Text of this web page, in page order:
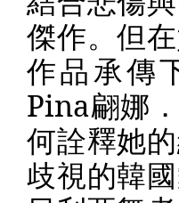
傑作。但
作品承傳
Pina翩娜
何詮釋她
歧視的韓